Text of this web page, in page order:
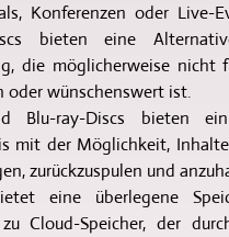
Konferenzen oder Live-
bieten eine
die möglicherweise nicht
oder wünschenswert ist.
Blu-ray-Discs bieten
mit der Möglichkeit,
zurückzuspulen und
eine überlegene
Cloud-Speicher, der